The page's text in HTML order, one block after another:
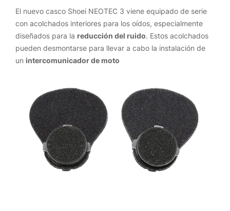
El nuevo casco Shoei NEOTEC 3 viene equipado de serie
con acolchados interiores para los oídos, especialmente
diseñados para la reducción del ruido. Estos acolchados
pueden desmontarse para llevar a cabo la instalación de
un intercomunicador de moto